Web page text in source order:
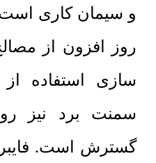
و سیمان کاری است.
روز افزون از
سازی استفاده از
سمنت برد نیز
گسترش است.